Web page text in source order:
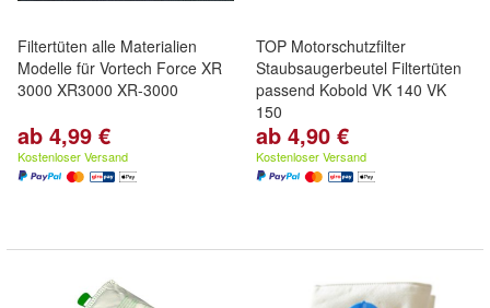
Filtertüten alle Materialien
Modelle für Vortech Force XR
3000 XR3000 XR-3000
ab 4,99 €
Kostenloser Versand
TOP Motorschutzfilter
Staubsaugerbeutel Filtertüten
passend Kobold VK 140 VK
150
ab 4,90 €
Kostenloser Versand